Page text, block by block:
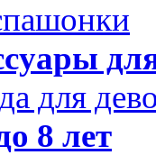
для
8 лет